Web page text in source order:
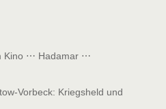
Kino ⋯ Hadamar ⋯
Vorbeck: Kriegsheld und